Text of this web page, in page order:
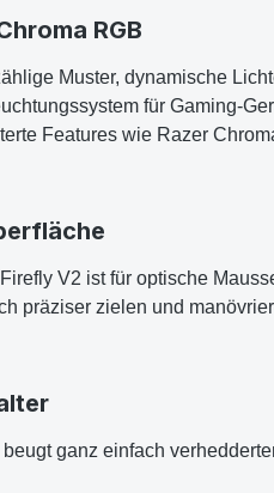
RGB
Muster, dynamische
für Gaming-
Features wie Razer
V2 ist für optische
präziser zielen und
ganz einfach